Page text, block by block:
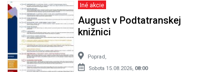
Iné akcie
August v Podtatranskej
knižnici
Poprad,
Sobota 15.08.2026, 08:00